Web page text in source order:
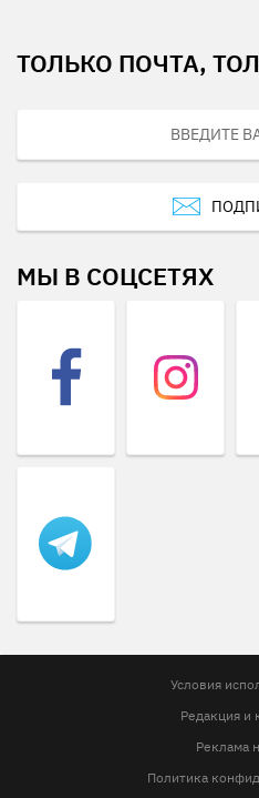
ТОЛЬКО ПОЧТА,
МЫ В СОЦСЕТЯХ
Условия
Редакция и
Реклама
Политика